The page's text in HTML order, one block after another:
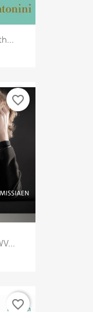
favorite_border
favorite_border